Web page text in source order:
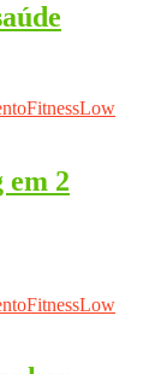
FitnessLow
em 2
FitnessLow